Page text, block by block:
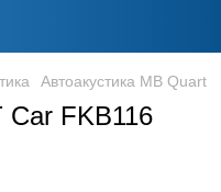
Автоакустика MB Quart
Car FKB116